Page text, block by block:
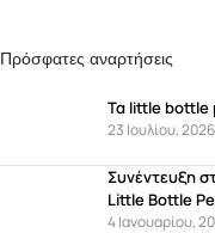
Πρόσφατες αναρτήσεις
Τα little bottle
23 Ιουλίου, 2026
Συνέντευξη
Little Bottle
4 Ιανουαρίου,